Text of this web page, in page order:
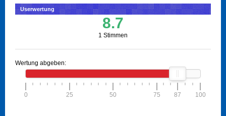
Userwertung
8.7
1 Stimmen
Wertung abgeben:
0 25 50 75 87 100